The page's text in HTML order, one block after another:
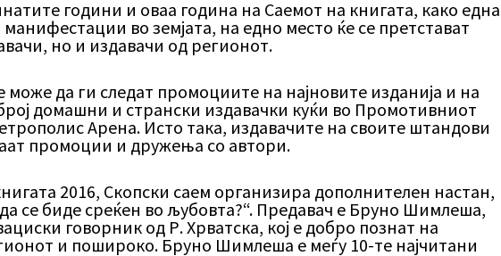
години и оваа година на Саемот на книгата, како една
манифестации во земјата, на едно место ќе се претстават
но и издавачи од регионот.
може да ги следат промоциите на најновите изданија и на
домашни и странски издавачки куќи во Промотивниот
Арена. Исто така, издавачите на своите штандови
промоции и дружења со автори.
2016, Скопски саем организира дополнителен настан,
се биде среќен во љубовта?“. Предавач е Бруно Шимлеша,
говорник од Р. Хрватска, кој е добро познат на
и пошироко. Бруно Шимлеша е меѓу 10-те најчитани